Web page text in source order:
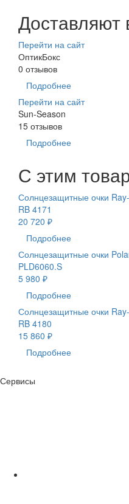
Доставляют
Перейти на сайт
ОптикБокс
0 отзывов
Подробнее
Перейти на сайт
Sun-Season
15 отзывов
Подробнее
С этим
Солнцезащитные очки
RB 4171
20 720 ₽
Подробнее
Солнцезащитные очки
PLD6060.S
5 980 ₽
Подробнее
Солнцезащитные очки
RB 4180
15 860 ₽
Подробнее
Сервисы